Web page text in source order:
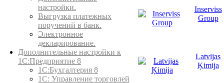
настройки.
Выгрузка платежных
поручений в банк.
Электронное
декларирование.
Дополнительные настройки к
1С:Предприятие 8
1С:Бухгалтерия 8
1C: Управление торговлей
Inserviss
Group
Latvijas
Ķimija